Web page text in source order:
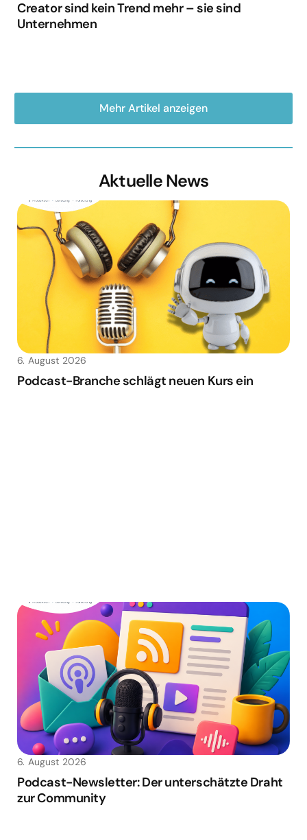
Creator sind kein Trend mehr – sie sind
Unternehmen
Mehr Artikel anzeigen
Aktuelle News
Podcast-Branche schlägt neuen Kurs ein
6. August 2026
Podcast-Newsletter: Der unterschätzte Draht
zur Community
6. August 2026